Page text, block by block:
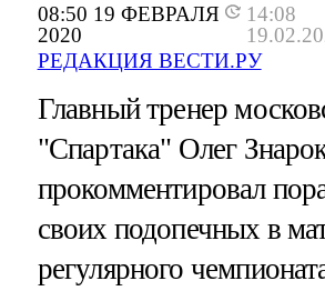
08:50 19 ФЕВРАЛЯ
2020
14:08
РЕДАКЦИЯ ВЕСТИ.РУ
Главный тренер
"Спартака" Олег
прокомментировал
своих подопечных в
регулярного